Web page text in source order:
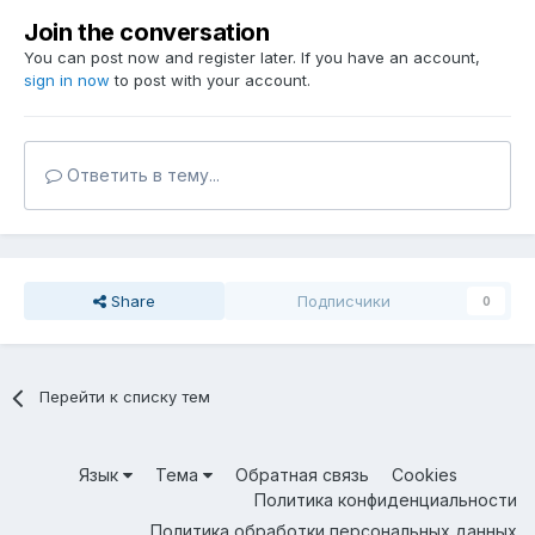
Join the conversation
You can post now and register later. If you have an account,
sign in now to post with your account.
Ответить в тему...
Share Подписчики 0
Перейти к списку тем
Язык Тема Обратная связь
Cookies
Политика конфиденциальности